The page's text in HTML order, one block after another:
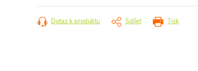
cena:
Tisk
Dotaz k produktu Sdílet